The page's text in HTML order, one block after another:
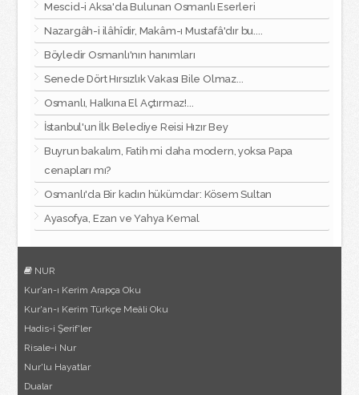
Mescid-i Aksa'da Bulunan Osmanlı Eserleri
Nazargâh-i ilâhîdir, Makâm-ı Mustafâ'dır bu....
Böyledir Osmanlı'nın hanımları
Senede Dört Hırsızlık Vakası Bile Olmaz...
Osmanlı, Halkına El Açtırmaz!...
İstanbul'un İlk Belediye Reisi Hızır Bey
Buyrun bakalım, Fatih mi daha modern, yoksa Papa
cenapları mı?
Osmanlı'da Bir kadın hükümdar: Kösem Sultan
Ayasofya, Ezan ve Yahya Kemal
NUR
Kur'an-ı Kerim Arapça Oku
Kur'an-ı Kerim Türkçe Meâli Oku
Hadis-i Şerif'ler
Risale-i Nur
Nur'lu Hayatlar
Dualar